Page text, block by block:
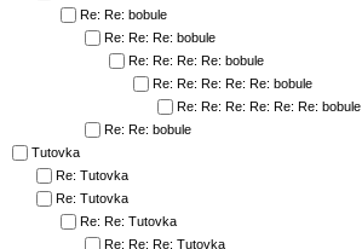
Re: Re: bobule
Re: Re: Re: bobule
Re: Re: Re: Re: bobule
Re: Re: Re: Re: Re: bobule
Re: Re: Re: Re: Re: Re: bobule
Re: Re: bobule
Tutovka
Re: Tutovka
Re: Tutovka
Re: Re: Tutovka
Re: Re: Re: Tutovka